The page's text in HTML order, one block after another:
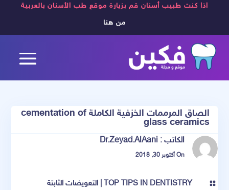
اذا كنت طبيب أسنان قم بزيارة موقع طب الأسنان بالعربية
من هنا
الصاق المرممات الخزفية الكاملة cementation of
glass ceramics
الكاتب :Dr.Zeyad.AlAani
On أكتوبر 30, 2018

TOP TIPS IN DENTISTRY
|التعويضات الثابتة